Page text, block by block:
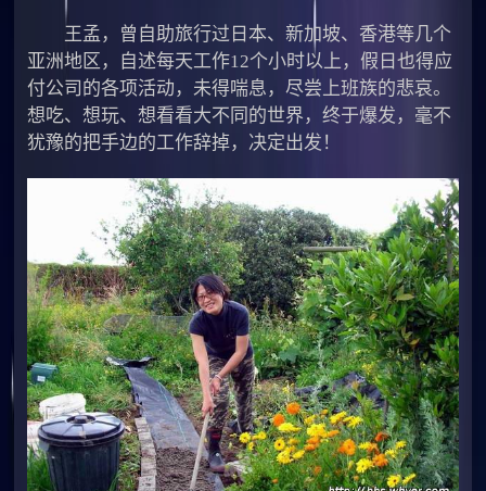
王孟，曾自助旅行过日本、新加坡、香港等几个
亚洲地区，自述每天工作12个小时以上，假日也得应
付公司的各项活动，未得喘息，尽尝上班族的悲哀。
想吃、想玩、想看看大不同的世界，终于爆发，毫不
犹豫的把手边的工作辞掉，决定出发！